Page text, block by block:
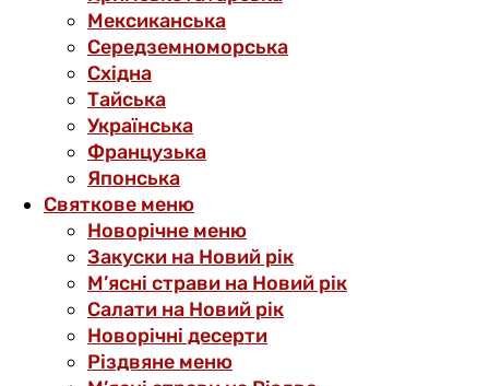
Мексиканська
Середземноморська
Східна
Тайська
Українська
Французька
Японська
Святкове меню
Новорічне меню
Закуски на Новий рік
М’ясні страви на Новий рік
Салати на Новий рік
Новорічні десерти
Різдвяне меню